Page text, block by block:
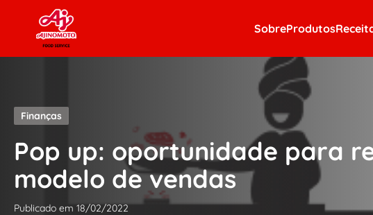
Skip to content
SobreProdutos
Finanças
Pop up: oportunidade para
modelo de vendas
Publicado em 18/02/2022